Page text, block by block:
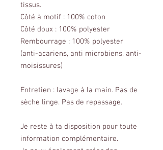
tissus.
Côté à motif : 100% coton
Côté doux : 100% polyester
Rembourrage : 100% polyester
(anti-acariens, anti microbiens, anti-
moisissures)
Entretien : lavage à la main. Pas de
sèche linge. Pas de repassage.
Je reste à ta disposition pour toute
information complémentaire.